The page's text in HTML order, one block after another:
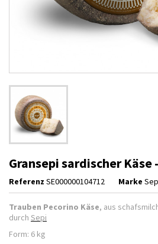
Gransepi sardischer Käse
Referenz SE000000104712 Marke
Trauben Pecorino Käse, aus
durch Sepi
Form: 6 kg